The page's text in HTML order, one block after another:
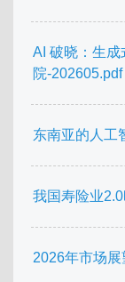
AI 破晓：生
院-202605.pdf
东南亚的人工
我国寿险业
2026年市场